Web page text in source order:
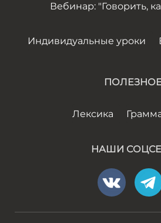
Вебинар: "Говорить,
Индивидуальные уроки
Лексика
НАШИ